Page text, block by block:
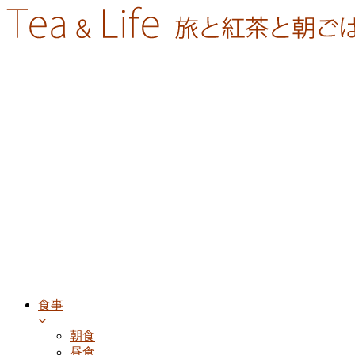
食事
朝食
昼食